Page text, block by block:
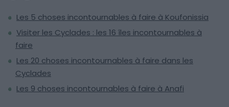
Les 5 choses incontournables à faire à Koufonissia
Visiter les Cyclades : les 16 îles incontournables à
faire
Les 20 choses incontournables à faire dans les
Cyclades
Les 9 choses incontournables à faire à Anafi